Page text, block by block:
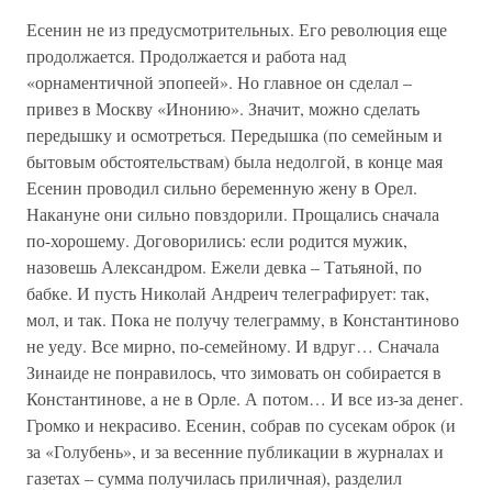
Есенин не из предусмотрительных. Его революция еще
продолжается. Продолжается и работа над
«орнаментичной эпопеей». Но главное он сделал –
привез в Москву «Инонию». Значит, можно сделать
передышку и осмотреться. Передышка (по семейным и
бытовым обстоятельствам) была недолгой, в конце мая
Есенин проводил сильно беременную жену в Орел.
Накануне они сильно повздорили. Прощались сначала
по-хорошему. Договорились: если родится мужик,
назовешь Александром. Ежели девка – Татьяной, по
бабке. И пусть Николай Андреич телеграфирует: так,
мол, и так. Пока не получу телеграмму, в Константиново
не уеду. Все мирно, по-семейному. И вдруг… Сначала
Зинаиде не понравилось, что зимовать он собирается в
Константинове, а не в Орле. А потом… И все из-за денег.
Громко и некрасиво. Есенин, собрав по сусекам оброк (и
за «Голубень», и за весенние публикации в журналах и
газетах – сумма получилась приличная), разделил